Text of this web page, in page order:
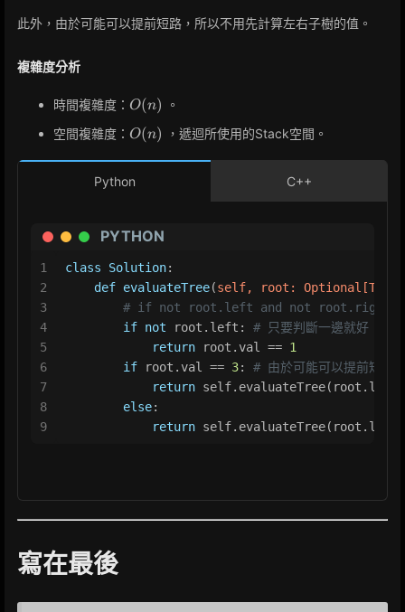
此外，由於可能可以提前短路，所以不用先計算左右子樹的值。
複雜度分析
時間複雜度： O(n)
O(n)
。
空間複雜度： O(n)
O(n) ，遞迴所使用的Stack空間。
Python C++
PYTHON
1
2
3
4
5
6
7
8
9
class Solution:
def evaluateTree(self, root: Optional
# if not root.left and not root.right:
if not root.left: # 只要判斷一邊就好
return root.val == 1
if root.val == 3: # 由於可能可以提前短路
return
else:
return
寫在最後